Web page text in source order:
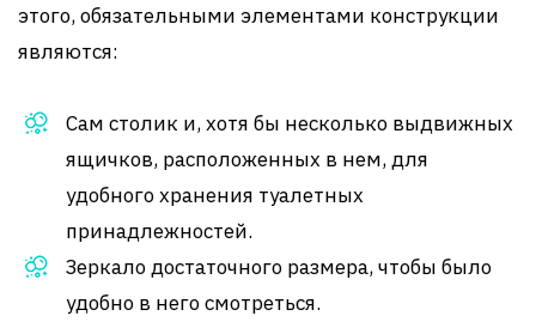
этого, обязательными элементами конструкции
являются:
Сам столик и, хотя бы несколько выдвижных
ящичков, расположенных в нем, для
удобного хранения туалетных
принадлежностей.
Зеркало достаточного размера, чтобы было
удобно в него смотреться.